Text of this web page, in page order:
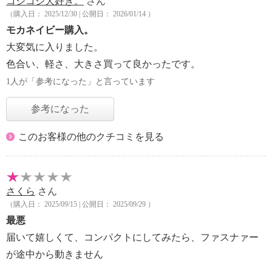
（購入日： 2025/12/30 | 公開日： 2026/01/14 ）
モカネイビー購入。
大変気に入りました。
色合い、軽さ、大きさ買って良かったです。
1人が「参考になった」と言っています
参考になった
このお客様の他のクチコミを見る
さくら さん
（購入日： 2025/09/15 | 公開日： 2025/09/29 ）
最悪
届いて嬉しくて、コンパクトにしてみたら、ファスナァー
が途中から動きません